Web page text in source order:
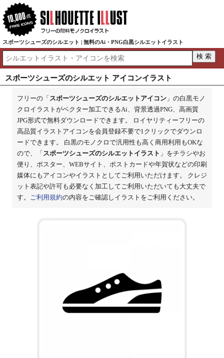
スポーツシューズのシルエット | 無料のAi・PNG白黒シルエットイラスト
スポーツシューズのシルエット アイコンイラスト
フリーの「 スポーツシューズのシルエットアイコン」の白黒モノ
クロイラストがベクター加工できるAi、背景透過PNG、高画質
JPG形式で無料ダウンロードできます。 ロイヤリティーフリーの
高品質イラストアイコンを会員登録不要で1クリックでダウンロ
ードできます。 白黒のモノクロで汎用性も高く商用利用もOKな
ので、「 スポーツシューズのシルエットイラスト 」をチラシやお
便り、ポスター、WEBサイト、ポストカードや年賀状などの印刷
媒体にもアイコンやイラストとしてご利用いただけます。 クレジ
ット表記や許可も必要なく加工してご利用いただいても大丈夫で
す。 ご利用規約の内容をご確認しイラストをご利用ください。